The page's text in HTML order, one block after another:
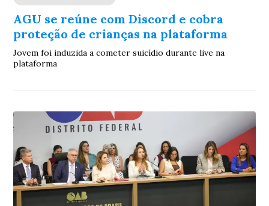
AGU se reúne com Discord e cobra
proteção de crianças na plataforma
Jovem foi induzida a cometer suicídio durante live na
plataforma